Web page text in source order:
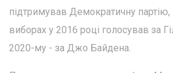
підтримував Демократичну партію,
виборах у 2016 році голосував за
2020-му - за Джо Байдена.